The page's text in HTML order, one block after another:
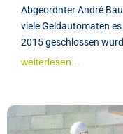
Abgeordnter André
viele Geldautomaten
2015 geschlossen
weiterlesen...